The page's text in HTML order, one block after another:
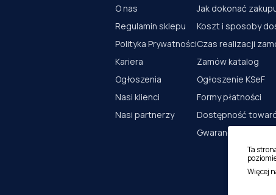
O nas
Regulamin sklepu
Polityka Prywatności
Kariera
Ogłoszenia
Nasi klienci
Nasi partnerzy
Jak dokonać
Koszt i sposoby
Czas realizacji
Zamów katalog
Ogłoszenie KSeF
Formy płatności
Dostępność
Gwarancja i serwis
Ta
Więcej